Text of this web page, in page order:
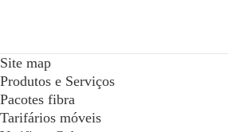
Site map
Produtos e Serviços
Pacotes fibra
Tarifários móveis